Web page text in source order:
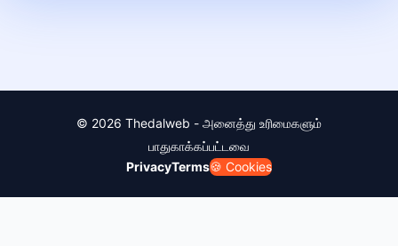
© 2026 Thedalweb - அனைத்து உரிமைகளும்
பாதுகாக்கப்பட்டவை
PrivacyTerms🍪 Cookies